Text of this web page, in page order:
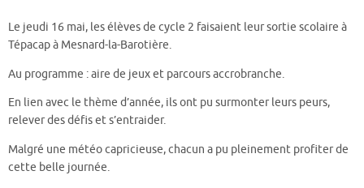
Le jeudi 16 mai, les élèves de cycle 2 faisaient leur sortie scolaire à
Tépacap à Mesnard-la-Barotière.
Au programme : aire de jeux et parcours accrobranche.
En lien avec le thème d’année, ils ont pu surmonter leurs peurs,
relever des défis et s’entraider.
Malgré une météo capricieuse, chacun a pu pleinement profiter de
cette belle journée.